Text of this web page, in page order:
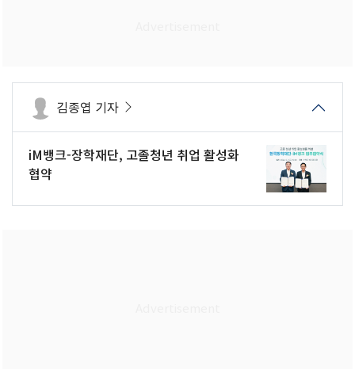
김종엽 기자
iM뱅크-장학재단, 고졸청년 취업 활성화
협약